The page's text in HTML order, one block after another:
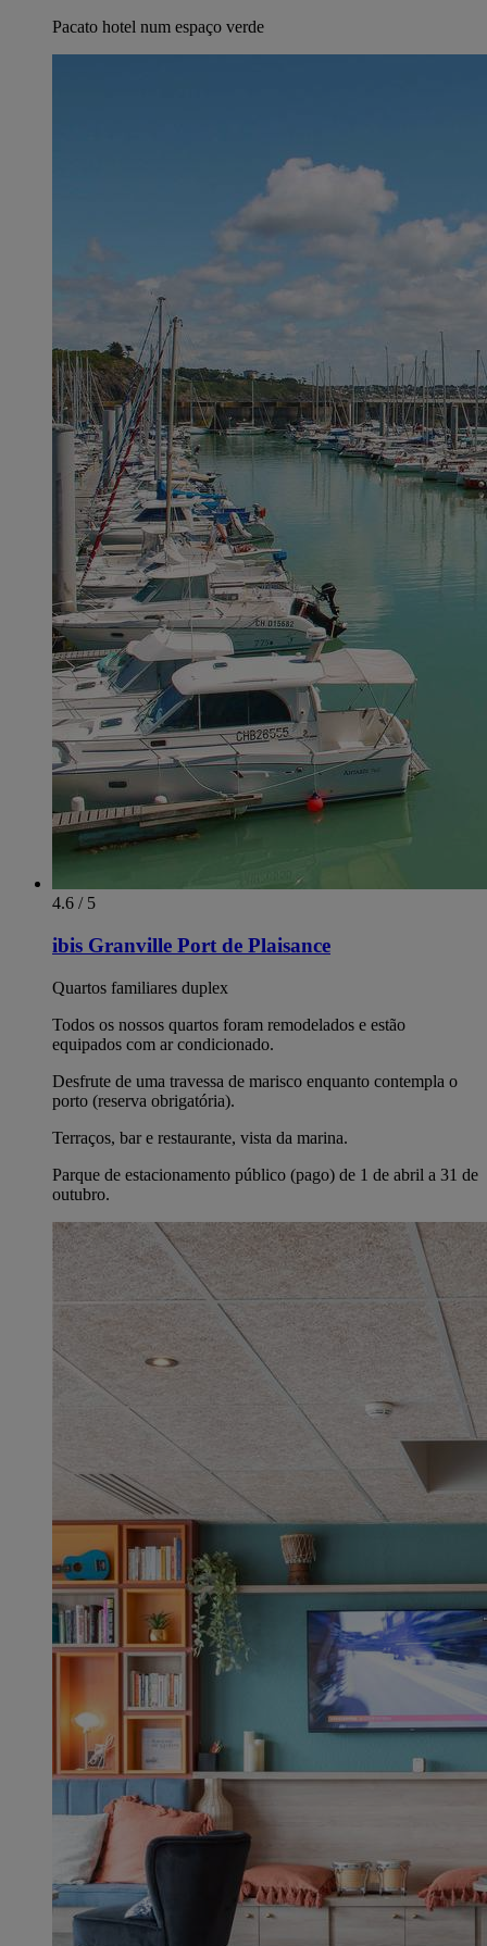
Pacato hotel num espaço verde
4.6 / 5
ibis Granville Port de Plaisance
Quartos familiares duplex
Todos os nossos quartos foram remodelados e estão
equipados com ar condicionado.
Desfrute de uma travessa de marisco enquanto contempla o
porto (reserva obrigatória).
Terraços, bar e restaurante, vista da marina.
Parque de estacionamento público (pago) de 1 de abril a 31 de
outubro.